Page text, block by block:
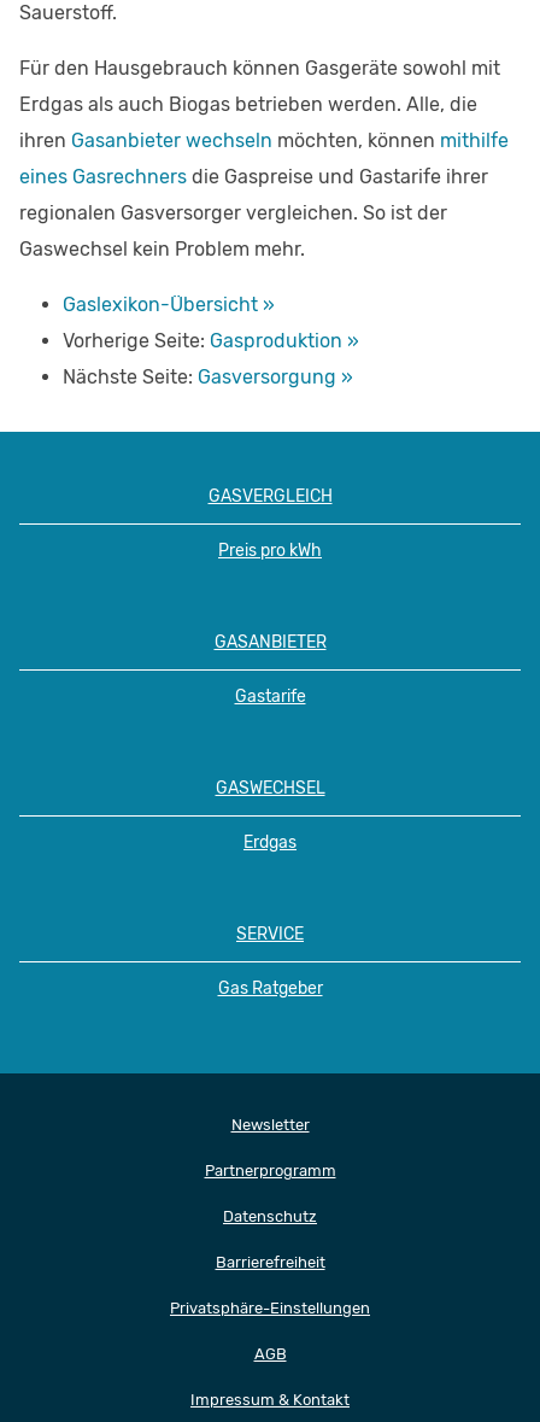
Sauerstoff.
Für den Hausgebrauch können Gasgeräte sowohl mit
Erdgas als auch Biogas betrieben werden. Alle, die
ihren Gasanbieter wechseln möchten, können mithilfe
eines Gasrechners die Gaspreise und Gastarife ihrer
regionalen Gasversorger vergleichen. So ist der
Gaswechsel kein Problem mehr.
Gaslexikon-Übersicht »
Vorherige Seite: Gasproduktion »
Nächste Seite: Gasversorgung »
GASVERGLEICH
Preis pro kWh
GASANBIETER
Gastarife
GASWECHSEL
Erdgas
SERVICE
Gas Ratgeber
Newsletter
Partnerprogramm
Datenschutz
Barrierefreiheit
Privatsphäre-Einstellungen
AGB
Impressum & Kontakt